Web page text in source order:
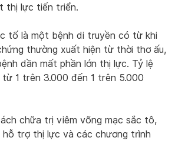
thị lực tiến triển.
tố là một bệnh di truyền có từ khi
thường xuất hiện từ thời thơ ấu,
dần mất phần lớn thị lực. Tỷ lệ
1 trên 3.000 đến 1 trên 5.000
chữa trị viêm võng mạc sắc tô,
trợ thị lực và các chương trình